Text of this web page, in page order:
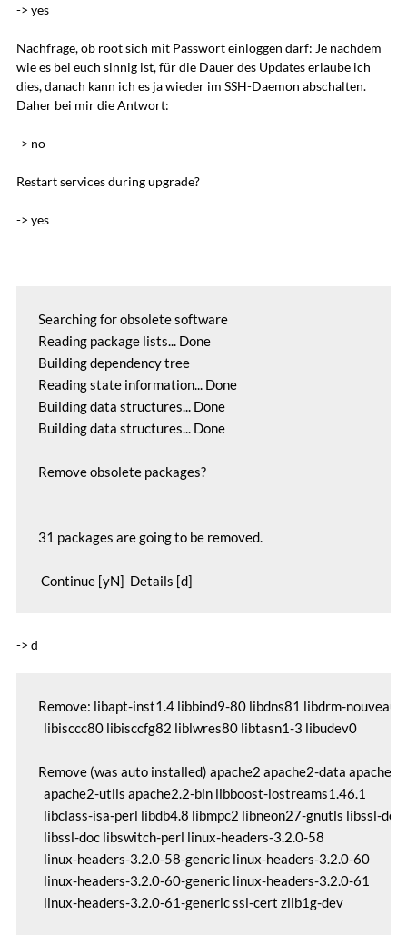
-> yes
Nachfrage, ob root sich mit Passwort einloggen darf: Je nachdem
wie es bei euch sinnig ist, für die Dauer des Updates erlaube ich
dies, danach kann ich es ja wieder im SSH-Daemon abschalten.
Daher bei mir die Antwort:
-> no
Restart services during upgrade?
-> yes
Searching for obsolete software
Reading package lists... Done
Building dependency tree
Reading state information... Done
Building data structures... Done
Building data structures... Done
Remove obsolete packages?
31 packages are going to be removed.
-> d
Remove: libapt-inst1.4 libbind9-80 libdns81 libdrm-
  libisccc80 libisccfg82 liblwres80 libtasn1-3 libudev0
Remove (was auto installed) apache2 apache2-data
  apache2-utils apache2.2-bin libboost-iostreams1.46.1
  libclass-isa-perl libdb4.8 libmpc2 libneon27-gnutls libssl-dev
  libssl-doc libswitch-perl linux-headers-3.2.0-58
  linux-headers-3.2.0-58-generic linux-headers-3.2.0-60
  linux-headers-3.2.0-60-generic linux-headers-3.2.0-61
  linux-headers-3.2.0-61-generic ssl-cert zlib1g-dev